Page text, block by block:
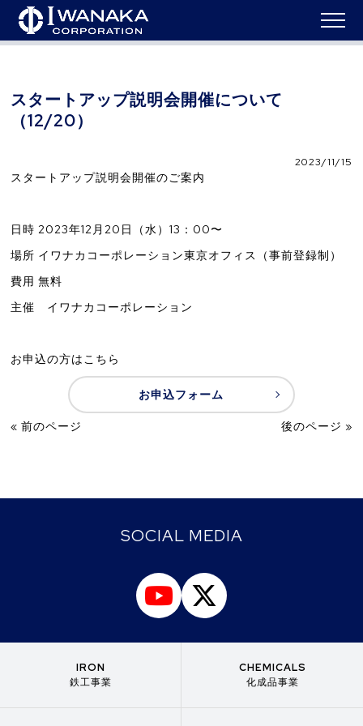
HOME > ニュース > スタートアップ説明会開催について（12/20）
スタートアップ説明会開催について
（12/20）
2023/11/15
スタートアップ説明会開催のご案内
日時 2023年12月20日（水）13：00〜
場所 イワナカコーポレーション東京オフィス（事前登録制）
費用 無料
主催 イワナカコーポレーション
お申込の方はこちら
お申込フォーム
« 前のページ 後のページ »
SOCIAL MEDIA
IRON
鉄工事業
CHEMICALS
化成品事業